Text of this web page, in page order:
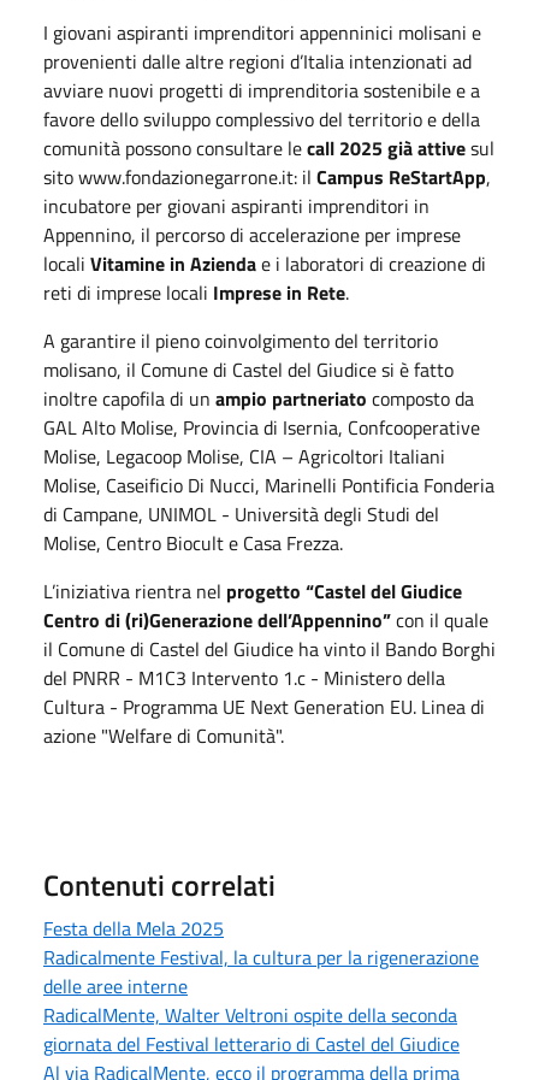
I giovani aspiranti imprenditori appenninici molisani e
provenienti dalle altre regioni d’Italia intenzionati ad
avviare nuovi progetti di imprenditoria sostenibile e a
favore dello sviluppo complessivo del territorio e della
comunità possono consultare lecall 2025 già attivesul
sito www.fondazionegarrone.it: il Campus ReStartApp,
incubatore per giovani aspiranti imprenditori in
Appennino, il percorso di accelerazione per imprese
locali Vitamine in Aziendae i laboratori di creazione di
reti di imprese locali Imprese in Rete.
A garantire il pieno coinvolgimento del territorio
molisano, il Comune di Castel del Giudice si è fatto
inoltre capofila di un ampio partneriato composto da
GAL Alto Molise, Provincia di Isernia, Confcooperative
Molise, Legacoop Molise, CIA – Agricoltori Italiani
Molise, Caseificio Di Nucci, Marinelli Pontificia Fonderia
di Campane, UNIMOL - Università degli Studi del
Molise, Centro Biocult e Casa Frezza.
L’iniziativa rientra nel progetto “Castel del Giudice
Centro di (ri)Generazione dell’Appennino”con il quale
il Comune di Castel del Giudice ha vinto il Bando Borghi
del PNRR - M1C3 Intervento 1.c - Ministero della
Cultura - Programma UE Next Generation EU. Linea di
azione "Welfare di Comunità".
Contenuti correlati
Festa della Mela 2025
Radicalmente Festival, la cultura per la rigenerazione
delle aree interne
RadicalMente, Walter Veltroni ospite della seconda
giornata del Festival letterario di Castel del Giudice
Al via RadicalMente, ecco il programma della prima